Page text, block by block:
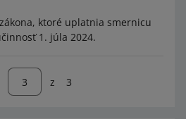
ktoré uplatnia smernicu
1. júla 2024.
z 3